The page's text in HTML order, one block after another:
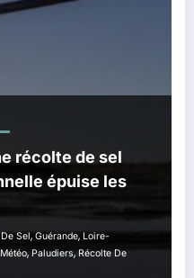
récolte de sel
épuise les
Sel,Guérande,Loire-
Météo,Paludiers,Récolte De